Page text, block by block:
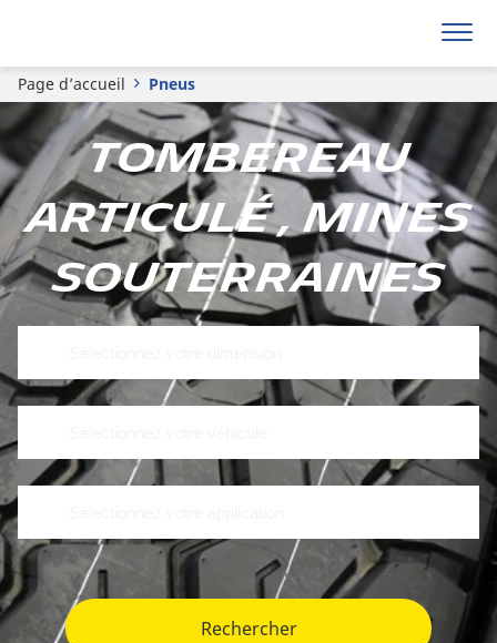
Page d’accueil Pneus
Tombereau
articulé , Mines
souterraines
Rechercher